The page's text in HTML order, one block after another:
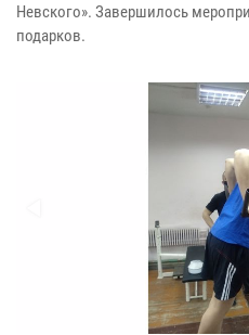
Невского». Завершилось
подарков.